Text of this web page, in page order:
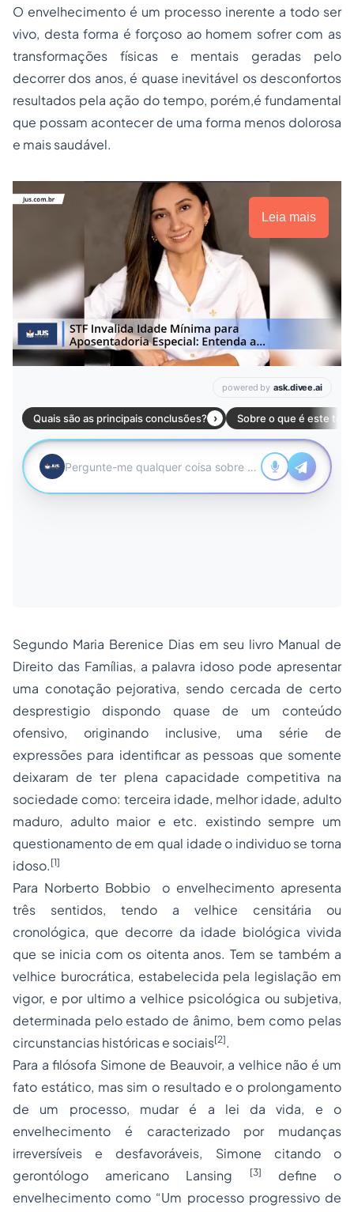
O envelhecimento é um processo inerente a todo ser
vivo, desta forma é forçoso ao homem sofrer com as
transformações físicas e mentais geradas pelo
decorrer dos anos, é quase inevitável os desconfortos
resultados pela ação do tempo, porém,é fundamental
que possam acontecer de uma forma menos dolorosa
e mais saudável.
Leia mais
Segundo Maria Berenice Dias em seu livro Manual de
Direito das Famílias, a palavra idoso pode apresentar
uma conotação pejorativa, sendo cercada de certo
desprestigio dispondo quase de um conteúdo
ofensivo, originando inclusive, uma série de
expressões para identificar as pessoas que somente
deixaram de ter plena capacidade competitiva na
sociedade como: terceira idade, melhor idade, adulto
maduro, adulto maior e etc. existindo sempre um
questionamento de em qual idade o individuo se torna
idoso. [1]
Para Norberto Bobbio o envelhecimento apresenta
três sentidos, tendo a velhice censitária ou
cronológica, que decorre da idade biológica vivida
que se inicia com os oitenta anos. Tem se também a
velhice burocrática, estabelecida pela legislação em
vigor, e por ultimo a velhice psicológica ou subjetiva,
determinada pelo estado de ânimo, bem como pelas
circunstancias históricas e sociais[2].
Para a filósofa Simone de Beauvoir, a velhice não é um
fato estático, mas sim o resultado e o prolongamento
de um processo, mudar é a lei da vida, e o
envelhecimento é caracterizado por mudanças
irreversíveis e desfavoráveis, Simone citando o
gerontólogo americano Lansing
[3]
define o
envelhecimento como “Um processo progressivo de